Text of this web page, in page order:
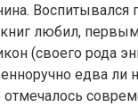
Воспитывался
книг любил,
(своего рода
едва